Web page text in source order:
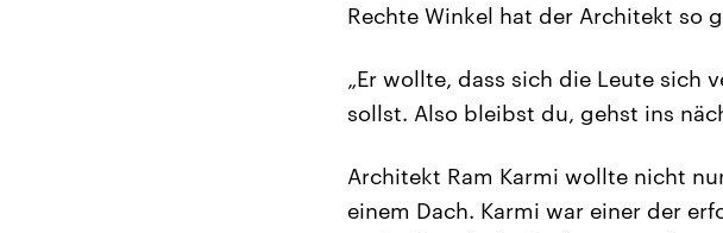
Rechte Winkel hat der Architekt so
„Er wollte, dass sich die Leute sich
sollst. Also bleibst du, gehst ins
Architekt Ram Karmi wollte nicht
einem Dach. Karmi war einer der